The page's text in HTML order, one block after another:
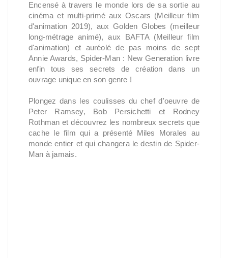
Encensé à travers le monde lors de sa sortie au
cinéma et multi-primé aux Oscars (Meilleur film
d'animation 2019), aux Golden Globes (meilleur
long-métrage animé), aux BAFTA (Meilleur film
d'animation) et auréolé de pas moins de sept
Annie Awards, Spider-Man : New Generation livre
enfin tous ses secrets de création dans un
ouvrage unique en son genre !
Plongez dans les coulisses du chef d'oeuvre de
Peter Ramsey, Bob Persichetti et Rodney
Rothman et découvrez les nombreux secrets que
cache le film qui a présenté Miles Morales au
monde entier et qui changera le destin de Spider-
Man à jamais.